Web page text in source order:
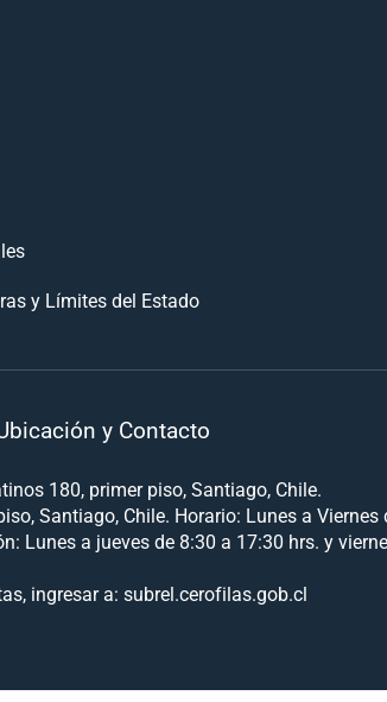
y Límites del Estado
y Contacto
180, primer piso, Santiago, Chile.
Santiago, Chile. Horario: Lunes a Viernes
Lunes a jueves de 8:30 a 17:30 hrs. y
ingresar a: subrel.cerofilas.gob.cl